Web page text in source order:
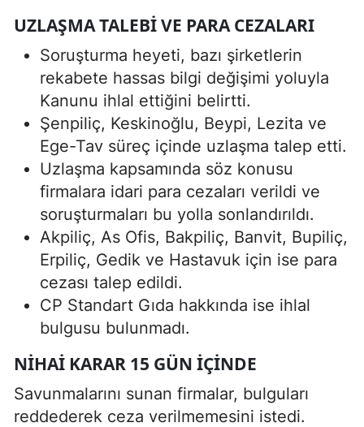
UZLAŞMA TALEBI VE PARA CEZALARI
Soruşturma heyeti, bazı şirketlerin
rekabete hassas bilgi değişimi yoluyla
Kanunu ihlal ettiğini belirtti.
Şenpiliç, Keskinoğlu, Beypi, Lezita ve
Ege-Tav süreç içinde uzlaşma talep etti.
Uzlaşma kapsamında söz konusu
firmalara idari para cezaları verildi ve
soruşturmaları bu yolla sonlandırıldı.
Akpiliç, As Ofis, Bakpiliç, Banvit, Bupiliç,
Erpiliç, Gedik ve Hastavuk için ise para
cezası talep edildi.
CP Standart Gıda hakkında ise ihlal
bulgusu bulunmadı.
NIHAI KARAR 15 GÜN İÇINDE
Savunmalarını sunan firmalar, bulguları
reddederek ceza verilmemesini istedi.